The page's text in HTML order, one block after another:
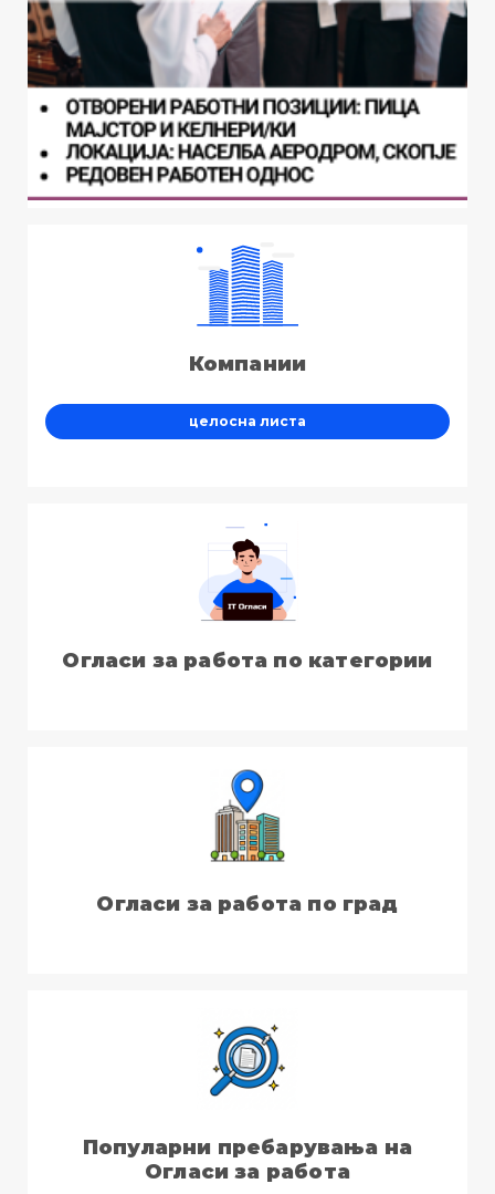
Компании
целосна листа
Огласи за работа по категории
Огласи за работа по град
Популарни пребарувања на
Огласи за работа